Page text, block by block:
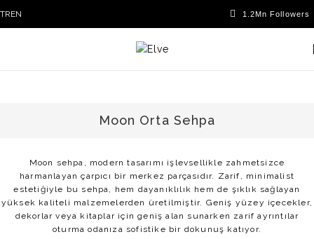
TREN
Moon Orta Sehpa
Moon sehpa, modern tasarımı işlevsellikle zahmetsizce
harmanlayan çarpıcı bir merkez parçasıdır. Zarif, minimalist
estetiğiyle bu sehpa, hem dayanıklılık hem de şıklık sağlayan
yüksek kaliteli malzemelerden üretilmiştir. Geniş yüzey içecekler,
dekorlar veya kitaplar için geniş alan sunarken zarif ayrıntılar
oturma odanıza sofistike bir dokunuş katıyor.